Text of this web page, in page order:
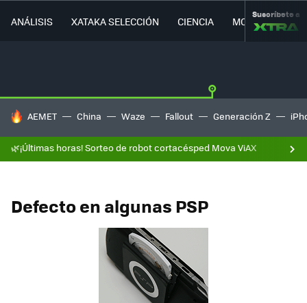
ANÁLISIS XATAKA SELECCIÓN CIENCIA MOVILIDAD
Suscríbete a
HOY SE HABLA DE
AEMET China Waze Fallout Generación Z
🌿¡Últimas horas! Sorteo de robot cortacésped Mova ViAX
Defecto en algunas PSP